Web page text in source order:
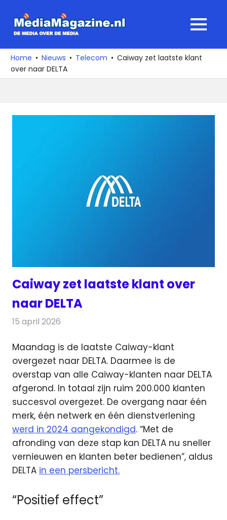
naar
media
over
de
MENU
Home Nieuws Telecom
Caiway zet laatste klant
over naar DELTA
Caiway zet laatste klant over
naar DELTA
15 april 2026
Maandag is de laatste Caiway-klant
overgezet naar DELTA. Daarmee is de
overstap van alle Caiway-klanten naar DELTA
afgerond. In totaal zijn ruim 200.000 klanten
succesvol overgezet. De overgang naar één
merk, één netwerk en één dienstverlening
werd in 2024 aangekondigd. “Met de
afronding van deze stap kan DELTA nu sneller
vernieuwen en klanten beter bedienen”, aldus
DELTA in een persbericht.
“Positief effect”